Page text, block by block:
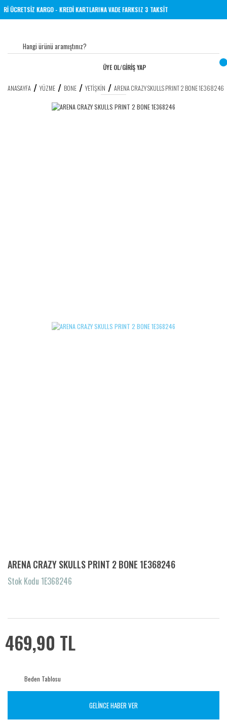
ÜCRETSİZ KARGO - KREDİ KARTLARINA VADE FARKSIZ 3 TAKSİT
ÜYE OL/GİRİŞ YAP
ANASAYFA YÜZME BONE YETIŞKIN ARENA CRAZY SKULLS PRINT 2 BONE 1E368246
ARENA CRAZY SKULLS PRINT 2 BONE 1E368246
Stok Kodu 1E368246
469,90 TL
Beden Tablosu
GELİNCE HABER VER